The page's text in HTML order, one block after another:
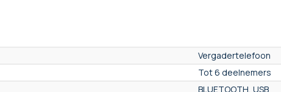
Vergadertelefoon
Tot 6 deelnemers
BLUETOOTH, USB